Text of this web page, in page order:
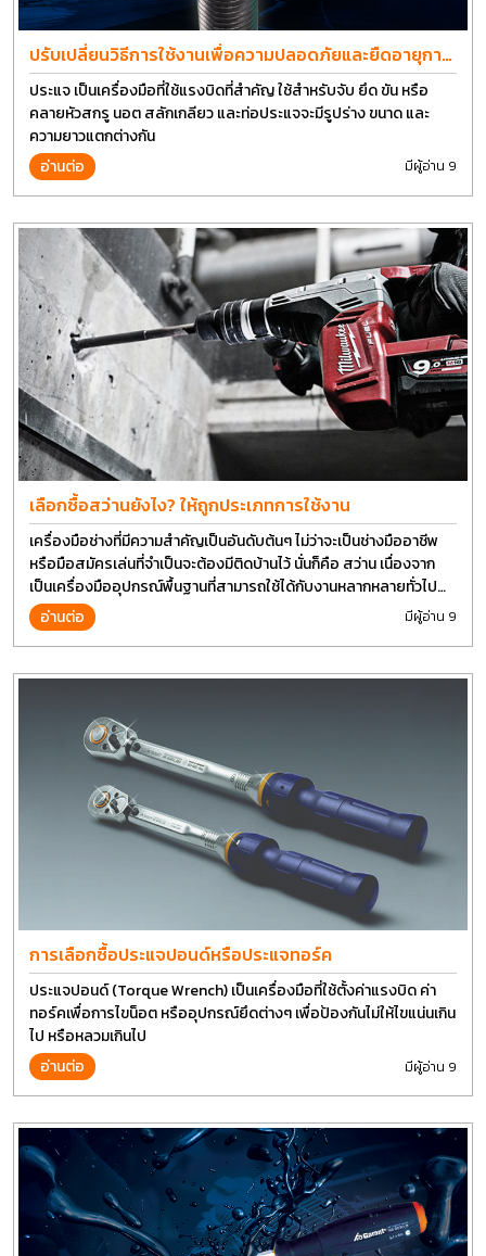
ปรับเปลี่ยนวิธีการใช้งานเพื่อความปลอดภัยและยืดอายุการ
ใช้งานประแจได้อีกนาน
ประแจ เป็นเครื่องมือที่ใช้แรงบิดที่สำคัญ ใช้สำหรับจับ ยึด ขัน หรือ
คลายหัวสกรู นอต สลักเกลียว และท่อประแจจะมีรูปร่าง ขนาด และ
ความยาวแตกต่างกัน
อ่านต่อ
มีผู้อ่าน 9
เลือกซื้อสว่านยังไง? ให้ถูกประเภทการใช้งาน
เครื่องมือช่างที่มีความสำคัญเป็นอันดับต้นๆ ไม่ว่าจะเป็นช่างมืออาชีพ
หรือมือสมัครเล่นที่จำเป็นจะต้องมีติดบ้านไว้ นั่นก็คือ สว่าน เนื่องจาก
เป็นเครื่องมืออุปกรณ์พื้นฐานที่สามารถใช้ได้กับงานหลากหลายทั่วไป
เรียกว่า เป็นเครื่องมือที่ใช้ง่าย ใครๆก็สามารถใช้ได้
อ่านต่อ มีผู้อ่าน 9
การเลือกซื้อประแจปอนด์หรือประแจทอร์ค
ประแจปอนด์ (Torque Wrench) เป็นเครื่องมือที่ใช้ตั้งค่าแรงบิด ค่า
ทอร์คเพื่อการไขน็อต หรืออุปกรณ์ยึดต่างๆ เพื่อป้องกันไม่ให้ไขแน่นเกิน
ไป หรือหลวมเกินไป
อ่านต่อ
มีผู้อ่าน 9